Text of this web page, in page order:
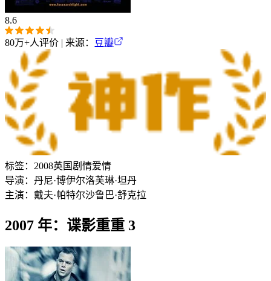
8.6
80万+人评价 | 来源： 豆瓣
标签： 2008英国剧情爱情
导演： 丹尼·博伊尔洛芙琳·坦丹
主演： 戴夫·帕特尔沙鲁巴·舒克拉
2007 年：谍影重重 3